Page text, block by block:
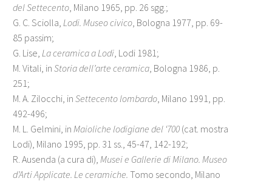
del Settecento , Milano 1965, pp. 26 sgg.;
G. C. Sciolla, Lodi. Museo civico , Bologna 1977, pp. 69-
85 passim;
G. Lise, La ceramica a Lodi , Lodi 1981;
M. Vitali, in Storia dell’arte ceramica , Bologna 1986, p.
251;
M. A. Zilocchi, in Settecento lombardo , Milano 1991, pp.
492-496;
M. L. Gelmini, in Maioliche lodigiane del ‘700 (cat. mostra
Lodi), Milano 1995, pp. 31 ss., 45-47, 142-192;
R. Ausenda (a cura di), Musei e Gallerie di Milano. Museo
d’Arti Applicate. Le ceramiche. Tomo secondo, Milano